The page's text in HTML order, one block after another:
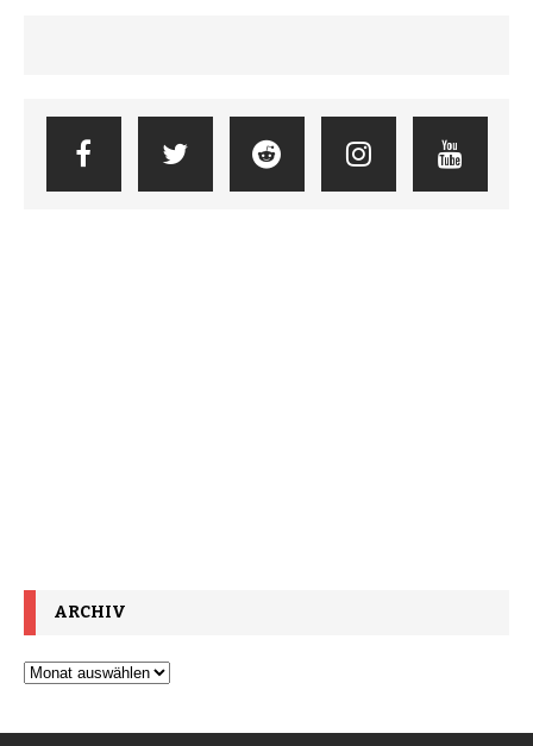
ARCHIV